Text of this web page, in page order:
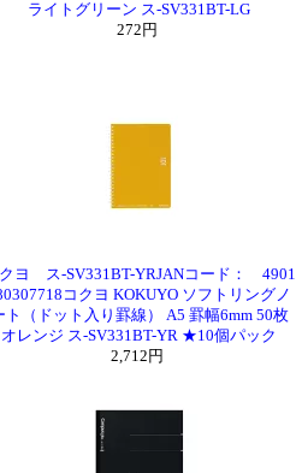
ライトグリーン ス-SV331BT-LG
272円
ヨ ス-SV331BT-YRJANコード： 4901
コクヨ KOKUYO ソフトリングノ
ト（ドット入り罫線） A5 罫幅6mm 50枚
オレンジ ス-SV331BT-YR ★10個パック
2,712円